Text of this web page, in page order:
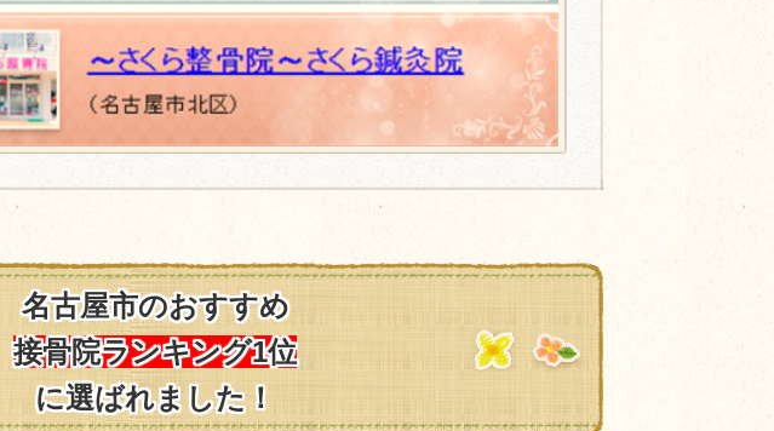
名古屋市のおすすめ
接骨院ランキング1位
に選ばれました！